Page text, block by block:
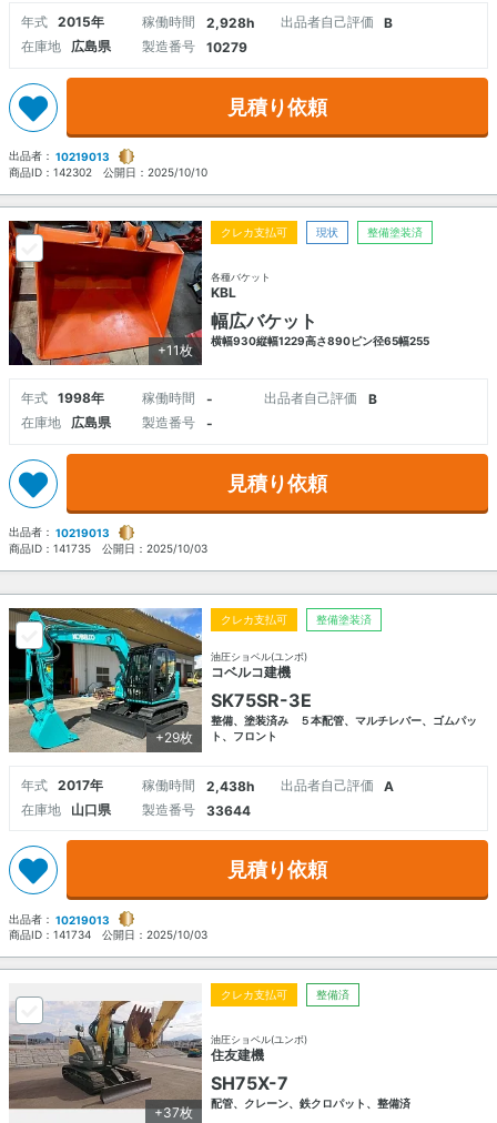
年式 2015年 稼働時間 2,928h 出品者自己評価
B
在庫地
広島県 製造番号 10279
見積り依頼
出品者： 10219013
商品ID： 142302 公開日： 2025/10/10
+11枚
クレカ支払可 現状 整備塗装済
各種バケット
KBL
幅広バケット
横幅930縦幅1229高さ890ピン径65幅255
年式 1998年 稼働時間 - 出品者自己評価
B
在庫地
広島県 製造番号 -
見積り依頼
出品者： 10219013
商品ID： 141735 公開日： 2025/10/03
+29枚
クレカ支払可 整備塗装済
油圧ショベル(ユンボ)
コベルコ建機
SK75SR-3E
整備、塗装済み ５本配管、マルチレバー、ゴムパッ
ト、フロント
年式 2017年 稼働時間 2,438h 出品者自己評価
A
在庫地
山口県 製造番号 33644
見積り依頼
出品者： 10219013
商品ID： 141734 公開日： 2025/10/03
+37枚
クレカ支払可 整備済
油圧ショベル(ユンボ)
住友建機
SH75X-7
配管、クレーン、鉄クロパット、整備済